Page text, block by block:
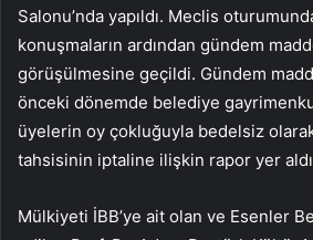
Salonu’nda yapıldı. Meclis
konuşmaların ardından gündem
görüşülmesine geçildi. Gündem
önceki dönemde belediye
üyelerin oy çokluğuyla bedelsiz
tahsisinin iptaline ilişkin rapor yer
Mülkiyeti İBB’ye ait olan ve Esenler